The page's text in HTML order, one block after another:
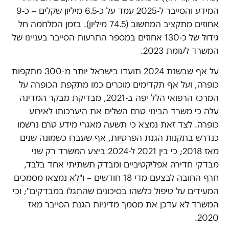
המידע והסייבר ל-2025 עמד על כ-6.5 מיליון שקלים – כ-9
אחוזים מתקציב המחשוב (74.5 מיליון). בזמן המלחמה חל
גידול של כ-130 אחוזים במספר התרעות הסייבר בעניינו של
המשרד לעומת 2023.
על אף שבשנת 2024 תועדו בישראל יותר מ-300 מתקפות
כופרה, ועל אף תקדימים מוכרים כמו מתקפת הכופרה על
המרכז הרפואי הלל יפה ב-2021, מבדיקת מבקר המדינה
עלה כי משרד הבינוי טרם השלים את היערכותו לאירוע
כופרה. לצד זאת נמצא כי תשעה מאגרי מידע טרם נרשמו
כנדרש בתקנות הגנת הפרטיות, אף שעברו כשמונה שנים
מאז 2018; כי בין 2021 ל-2024 ביצע המשרד רק שני
מבדקי חדירה אפליקטיביים ומבדק תשתיתי אחד בלבד,
חרף החובה לבצעם מדי 18 חודשים – ו"לא נמצאו מסמכים
המעידים על טיפול כלשהו בסיכונים שהתגלו במבדקים"; וכי
המשרד לא עדכן את מסמך מדיניות הגנת הסייבר מאז
2020.